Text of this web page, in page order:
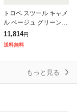
トロペ スツール キャメ
ル ベージュ グリーン
オレンジ ダークブラウ
ン W48×D33×H42 スツ
ール 椅子 腰掛け 背も
11,814円
送料無料
もっと見る